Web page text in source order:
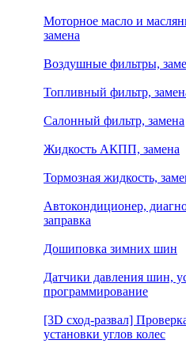
Моторное масло и
замена
Воздушные фильтры,
Топливный фильтр,
Салонный фильтр, замена
Жидкость АКПП, замена
Тормозная жидкость,
Автокондиционер,
заправка
Дошиповка зимних шин
Датчики давления шин,
программирование
[3D сход-развал]
установки углов колес